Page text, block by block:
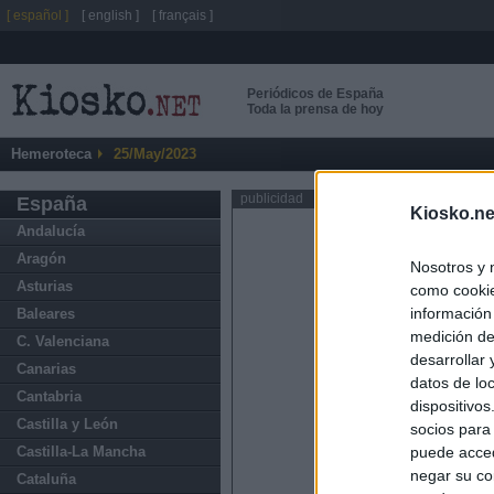
Nosotros y
como
medición
desarrollar
datos de
socios
puede
negar su
Periódicos de España
Toda la prensa de hoy
Hemeroteca 25/May/2023
España
Andalucía
Aragón
Asturias
Baleares
C. Valenciana
Canarias
Cantabria
Castilla y León
Castilla-La Mancha
Cataluña
publicidad
[ español ] [ english ] [ français ]